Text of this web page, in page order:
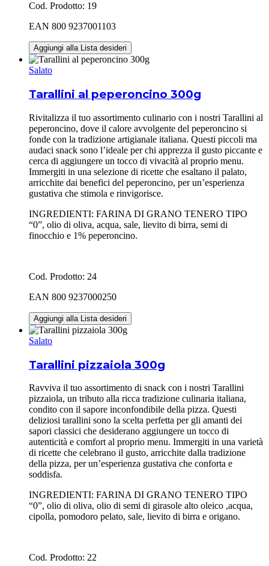
Cod. Prodotto: 19
EAN 800 9237001103
Aggiungi alla Lista desideri
Salato
Tarallini al peperoncino 300g
Rivitalizza il tuo assortimento culinario con i nostri Tarallini al
peperoncino, dove il calore avvolgente del peperoncino si
fonde con la tradizione artigianale italiana. Questi piccoli ma
audaci snack sono l’ideale per chi apprezza il gusto piccante e
cerca di aggiungere un tocco di vivacità al proprio menu.
Immergiti in una selezione di ricette che esaltano il palato,
arricchite dai benefici del peperoncino, per un’esperienza
gustativa che stimola e rinvigorisce.
INGREDIENTI: FARINA DI GRANO TENERO TIPO
“0”, olio di oliva, acqua, sale, lievito di birra, semi di
finocchio e 1% peperoncino.
Cod. Prodotto: 24
EAN 800 9237000250
Aggiungi alla Lista desideri
Salato
Tarallini pizzaiola 300g
Ravviva il tuo assortimento di snack con i nostri Tarallini
pizzaiola, un tributo alla ricca tradizione culinaria italiana,
condito con il sapore inconfondibile della pizza. Questi
deliziosi tarallini sono la scelta perfetta per gli amanti dei
sapori classici che desiderano aggiungere un tocco di
autenticità e comfort al proprio menu. Immergiti in una varietà
di ricette che celebrano il gusto, arricchite dalla tradizione
della pizza, per un’esperienza gustativa che conforta e
soddisfa.
INGREDIENTI: FARINA DI GRANO TENERO TIPO
“0”, olio di oliva, olio di semi di girasole alto oleico ,acqua,
cipolla, pomodoro pelato, sale, lievito di birra e origano.
Cod. Prodotto: 22